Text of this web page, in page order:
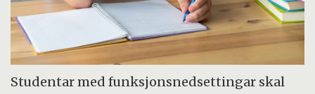
Studentar med funksjonsnedsettingar skal